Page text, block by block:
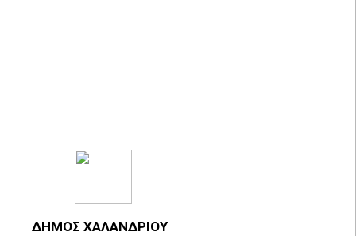
ΔΗΜΟΣ ΧΑΛΑΝΔΡΙΟΥ